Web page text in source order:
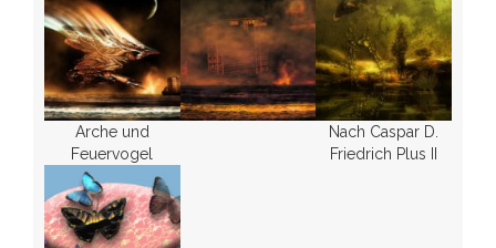
Arche und
Feuervogel
Nach Caspar D.
Friedrich Plus II